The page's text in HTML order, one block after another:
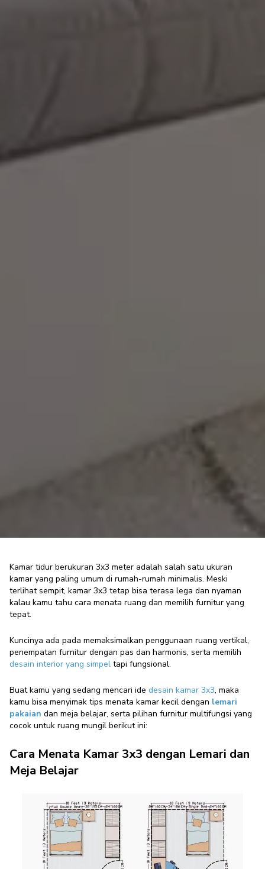
5 Cara Praktis Desain Kamar 3x3
dengan Lemari dan Meja Belajar
Kamar tidur berukuran 3x3 meter adalah salah satu ukuran
kamar yang paling umum di rumah-rumah minimalis. Meski
terlihat sempit, kamar 3x3 tetap bisa terasa lega dan nyaman
kalau kamu tahu cara menata ruang dan memilih furnitur yang
tepat.
Kuncinya ada pada memaksimalkan penggunaan ruang vertikal,
penempatan furnitur dengan pas dan harmonis, serta memilih
desain interior yang simpel tapi fungsional.
Buat kamu yang sedang mencari ide desain kamar 3x3, maka
kamu bisa menyimak tips menata kamar kecil dengan lemari
pakaian dan meja belajar, serta pilihan furnitur multifungsi yang
cocok untuk ruang mungil berikut ini:
Cara Menata Kamar 3x3 dengan Lemari dan
Meja Belajar